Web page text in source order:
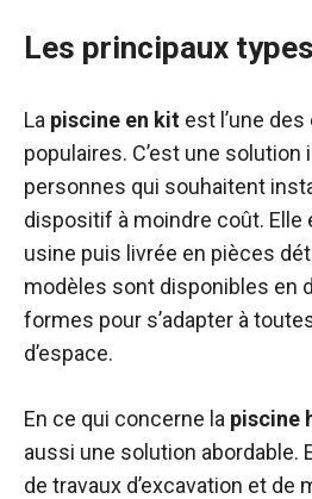
Les principaux
La piscine en kit est l’une
populaires. C’est une
personnes qui souhaitent
dispositif à moindre coût. Elle
usine puis livrée en pièces
modèles sont disponibles en
formes pour s’adapter à
d’espace.
En ce qui concerne la piscine
aussi une solution abordable.
de travaux d’excavation et de